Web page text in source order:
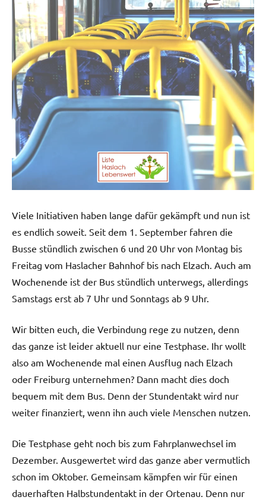
Viele Initiativen haben lange dafür gekämpft und nun ist
es endlich soweit. Seit dem 1. September fahren die
Busse stündlich zwischen 6 und 20 Uhr von Montag bis
Freitag vom Haslacher Bahnhof bis nach Elzach. Auch am
Wochenende ist der Bus stündlich unterwegs, allerdings
Samstags erst ab 7 Uhr und Sonntags ab 9 Uhr.
Wir bitten euch, die Verbindung rege zu nutzen, denn
das ganze ist leider aktuell nur eine Testphase. Ihr wollt
also am Wochenende mal einen Ausflug nach Elzach
oder Freiburg unternehmen? Dann macht dies doch
bequem mit dem Bus. Denn der Stundentakt wird nur
weiter finanziert, wenn ihn auch viele Menschen nutzen.
Die Testphase geht noch bis zum Fahrplanwechsel im
Dezember. Ausgewertet wird das ganze aber vermutlich
schon im Oktober. Gemeinsam kämpfen wir für einen
dauerhaften Halbstundentakt in der Ortenau. Denn nur